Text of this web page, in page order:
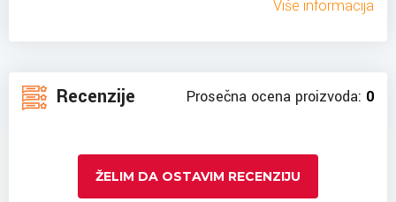
Više informacija
Recenzije Prosečna ocena proizvoda: 0
ŽELIM DA OSTAVIM RECENZIJU